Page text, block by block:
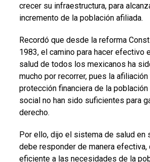
crecer su infraestructura, para
incremento de la población afiliada.
Recordó que desde la reforma
1983, el camino para hacer efectivo
salud de todos los mexicanos ha
mucho por recorrer, pues la afiliación
protección financiera de la
social no han sido suficientes para
derecho.
Por ello, dijo el sistema de salud en
debe responder de manera efectiva,
eficiente a las necesidades de la